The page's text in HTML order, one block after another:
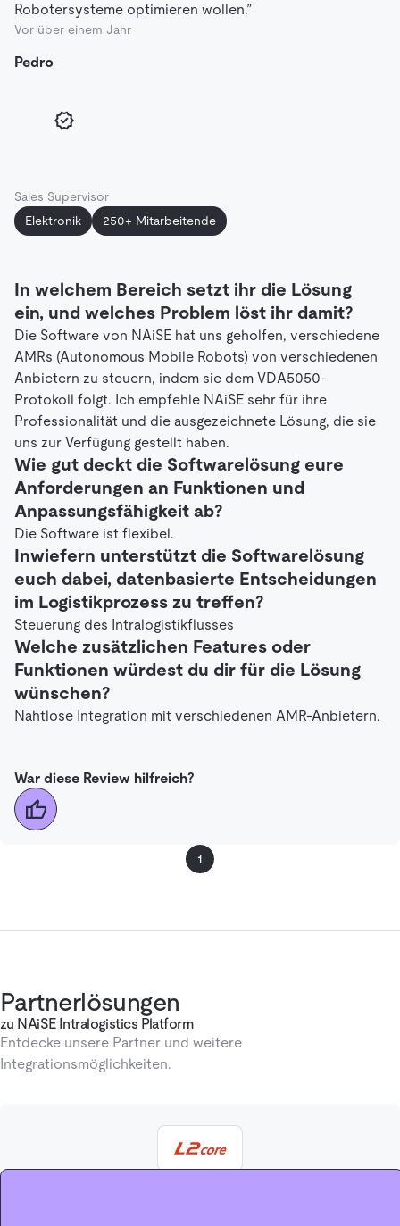
Robotersysteme optimieren wollen.”
Vor über einem Jahr
Pedro
Sales Supervisor
Elektronik
250+ Mitarbeitende
In welchem Bereich setzt ihr die Lösung
ein, und welches Problem löst ihr damit?
Die Software von NAiSE hat uns geholfen, verschiedene
AMRs (Autonomous Mobile Robots) von verschiedenen
Anbietern zu steuern, indem sie dem VDA5050-
Protokoll folgt. Ich empfehle NAiSE sehr für ihre
Professionalität und die ausgezeichnete Lösung, die sie
uns zur Verfügung gestellt haben.
Wie gut deckt die Softwarelösung eure
Anforderungen an Funktionen und
Anpassungsfähigkeit ab?
Die Software ist flexibel.
Inwiefern unterstützt die Softwarelösung
euch dabei, datenbasierte Entscheidungen
im Logistikprozess zu treffen?
Steuerung des Intralogistikflusses
Welche zusätzlichen Features oder
Funktionen würdest du dir für die Lösung
wünschen?
Nahtlose Integration mit verschiedenen AMR-Anbietern.
War diese Review hilfreich?
1
Partnerlösungen
zu NAiSE Intralogistics Platform
Entdecke unsere Partner und weitere
Integrationsmöglichkeiten.